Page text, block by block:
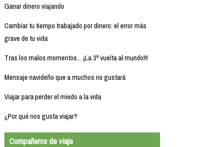
Ganar dinero viajando
Cambiar tu tiempo trabajado por dinero: el error más
grave de tu vida
Tras los malos momentos... ¡La 3ª vuelta al mundo!!!
Mensaje navideño que a muchos no gustará
Viajar para perder el miedo a la vida
¿Por qué nos gusta viajar?
Compañeros de viaje